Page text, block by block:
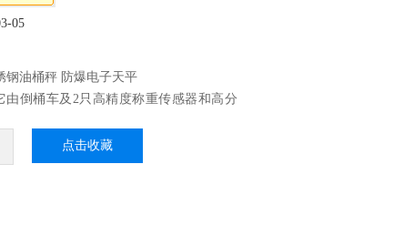
05
钢油桶秤 防爆电子天平
由倒桶车及2只高精度称重传感器和高分
，结构表面防锈烤漆，可以轻度防止化学
腐蚀。油桶被夹抱提升后，可以在空中
点击收藏